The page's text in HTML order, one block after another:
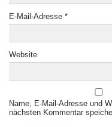
E-Mail-Adresse *
Website
Name, E-Mail-Adresse und
nächsten Kommentar